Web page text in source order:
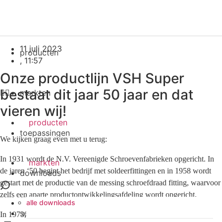
sluiten
producten
markten
toepassingen
downloads
alle downloads
services
producten
markten
toepassingen
11 juli 2023
, 11:57
Onze productlijn VSH Super
bestaat dit jaar 50 jaar en dat
vieren wij!
We kijken graag even met u terug:
In 1931 wordt de N.V. Vereenigde Schroevenfabrieken opgericht. In
de jaren ‘50 begint het bedrijf met soldeerfittingen en in 1958 wordt
gestart met de productie van de messing schroefdraad fitting, waarvoor
zelfs een aparte productontwikkelingsafdeling wordt opgericht.
In 1973, 50 jaar geleden, wordt de Super knelfitting ontwikkeld die